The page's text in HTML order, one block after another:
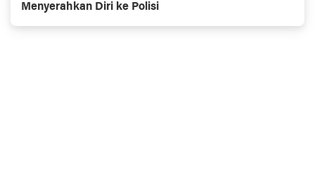
Menyerahkan Diri ke Polisi